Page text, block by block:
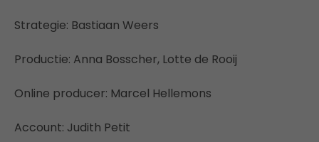
Strategie: Bastiaan Weers
Productie: Anna Bosscher, Lotte de Rooij
Online producer: Marcel Hellemons
Account: Judith Petit